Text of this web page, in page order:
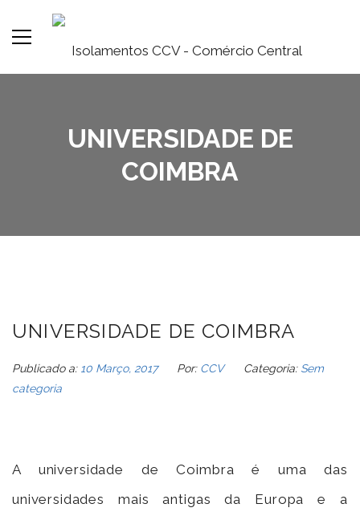
UNIVERSIDADE DE
COIMBRA
UNIVERSIDADE DE COIMBRA
Publicado a: 10 Março, 2017 Por: CCV Categoria: Sem
categoria
A universidade de Coimbra é uma das
universidades mais antigas da Europa e a